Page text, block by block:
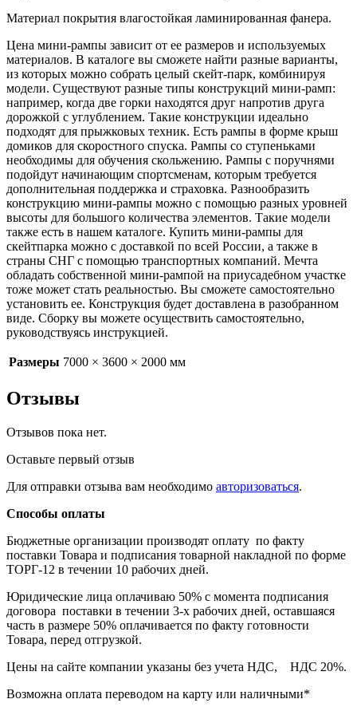
Материал покрытия влагостойкая ламинированная фанера.
Цена мини-рампы зависит от ее размеров и используемых
материалов. В каталоге вы сможете найти разные варианты,
из которых можно собрать целый скейт-парк, комбинируя
модели. Существуют разные типы конструкций мини-рамп:
например, когда две горки находятся друг напротив друга
дорожкой с углублением. Такие конструкции идеально
подходят для прыжковых техник. Есть рампы в форме крыш
домиков для скоростного спуска. Рампы со ступеньками
необходимы для обучения скольжению. Рампы с поручнями
подойдут начинающим спортсменам, которым требуется
дополнительная поддержка и страховка. Разнообразить
конструкцию мини-рампы можно с помощью разных уровней
высоты для большого количества элементов. Такие модели
также есть в нашем каталоге. Купить мини-рампы для
скейтпарка можно с доставкой по всей России, а также в
страны СНГ с помощью транспортных компаний. Мечта
обладать собственной мини-рампой на приусадебном участке
тоже может стать реальностью. Вы сможете самостоятельно
установить ее. Конструкция будет доставлена в разобранном
виде. Сборку вы можете осуществить самостоятельно,
руководствуясь инструкцией.
Размеры 7000 × 3600 × 2000 мм
Отзывы
Отзывов пока нет.
Оставьте первый отзыв
Для отправки отзыва вам необходимо авторизоваться.
Способы оплаты
Бюджетные организации производят оплату по факту
поставки Товара и подписания товарной накладной по форме
ТОРГ-12 в течении 10 рабочих дней.
Юридические лица оплачиваю 50% с момента подписания
договора поставки в течении 3-х рабочих дней, оставшаяся
часть в размере 50% оплачивается по факту готовности
Товара, перед отгрузкой.
Цены на сайте компании указаны без учета НДС, НДС 20%.
Возможна оплата переводом на карту или наличными*